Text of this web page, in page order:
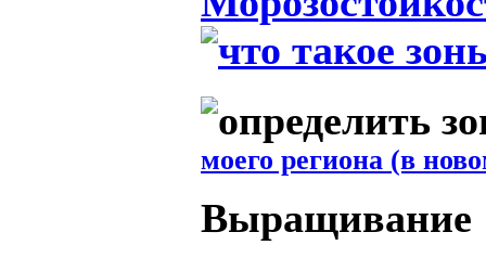
моего региона (в
Выращивание